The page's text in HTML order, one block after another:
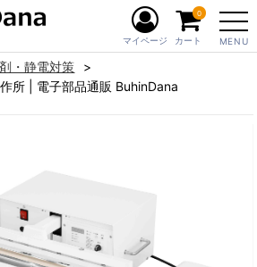
MENU
マイページ カート
0
・静電対策
所 | 電子部品通販 BuhinDana